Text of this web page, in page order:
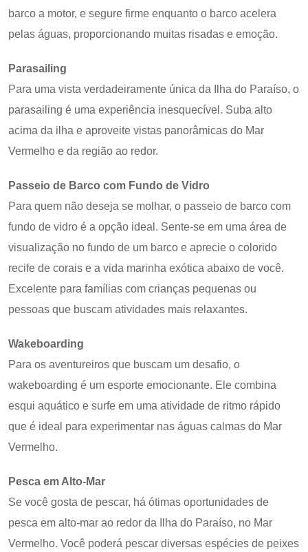
barco a motor, e segure firme enquanto o barco acelera
pelas águas, proporcionando muitas risadas e emoção.
Parasailing
Para uma vista verdadeiramente única da Ilha do Paraíso, o
parasailing é uma experiência inesquecível. Suba alto
acima da ilha e aproveite vistas panorâmicas do Mar
Vermelho e da região ao redor.
Passeio de Barco com Fundo de Vidro
Para quem não deseja se molhar, o passeio de barco com
fundo de vidro é a opção ideal. Sente-se em uma área de
visualização no fundo de um barco e aprecie o colorido
recife de corais e a vida marinha exótica abaixo de você.
Excelente para famílias com crianças pequenas ou
pessoas que buscam atividades mais relaxantes.
Wakeboarding
Para os aventureiros que buscam um desafio, o
wakeboarding é um esporte emocionante. Ele combina
esqui aquático e surfe em uma atividade de ritmo rápido
que é ideal para experimentar nas águas calmas do Mar
Vermelho.
Pesca em Alto-Mar
Se você gosta de pescar, há ótimas oportunidades de
pesca em alto-mar ao redor da Ilha do Paraíso, no Mar
Vermelho. Você poderá pescar diversas espécies de peixes